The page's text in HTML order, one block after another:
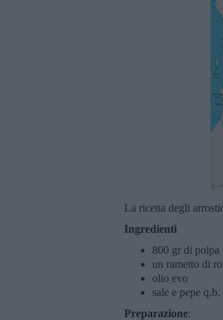
La ricetta degli
Ingredienti
800 gr di polpa
un rametto di
olio evo
sale e pepe q.b.
Preparazione: